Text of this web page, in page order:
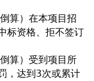
算）在本项目招
标资格、拒不签订
算）受到项目所
，达到3次或累计